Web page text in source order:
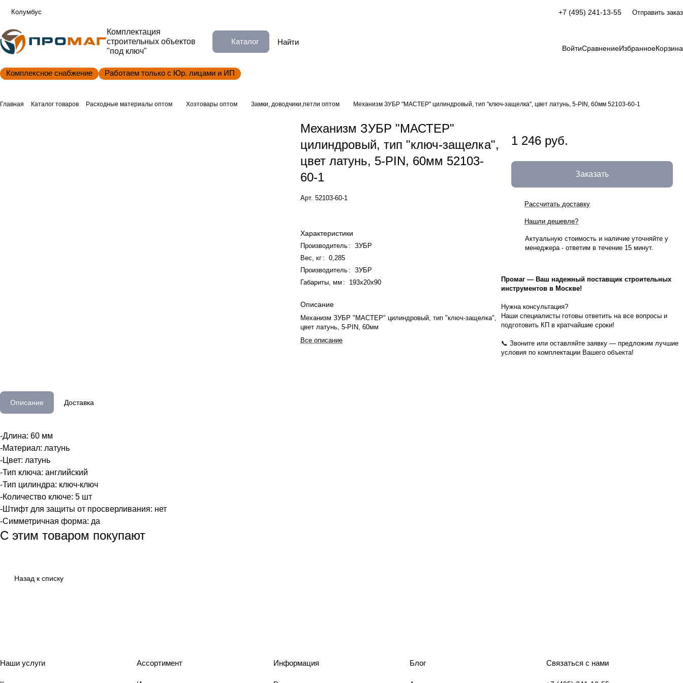
Колумбус +7 (495) 241-13-55 Отправить заказ
Комплектация
строительных объектов
"под ключ"
Каталог
ВойтиСравнениеИзбранноеКорзина
Комплексное снабжение Работаем только с Юр. лицами и ИП
Главная Каталог товаров Расходные материалы оптом Хозтовары оптом Замки, доводчики,петли оптом Механизм ЗУБР "МАСТЕР" цилиндровый, тип "ключ-защелка", цвет латунь, 5-PIN, 60мм 52103-60-1
Механизм ЗУБР "МАСТЕР"
цилиндровый, тип "ключ-защелка",
цвет латунь, 5-PIN, 60мм 52103-
60-1
Арт.52103-60-1
Характеристики
Производитель :
ЗУБР
Вес, кг :
0,285
Производитель :
ЗУБР
Габариты, мм : 193х20х90
Описание
Механизм ЗУБР "МАСТЕР" цилиндровый, тип "ключ-защелка",
цвет латунь, 5-PIN, 60мм
Все описание
1 246 руб.
Заказать
Рассчитать доставку
Нашли дешевле?
Актуальную стоимость и наличие уточняйте у
менеджера - ответим в течение 15 минут.
Промаг — Ваш надежный поставщик строительных
инструментов в Москве!
Нужна консультация?
Наши специалисты готовы ответить на все вопросы и
подготовить КП в кратчайшие сроки!
📞 Звоните или оставляйте заявку — предложим лучшие
условия по комплектации Вашего объекта!
Описание Доставка
-Длина: 60 мм
-Материал: латунь
-Цвет: латунь
-Тип ключа: английский
-Тип цилиндра: ключ-ключ
-Количество ключе: 5 шт
-Штифт для защиты от просверливания: нет
-Симметричная форма: да
С этим товаром покупают
Назад к списку
Наши услуги Ассортимент Информация Блог Связаться с нами